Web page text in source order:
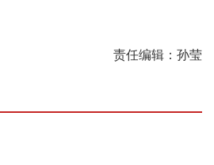
责任编辑：孙莹